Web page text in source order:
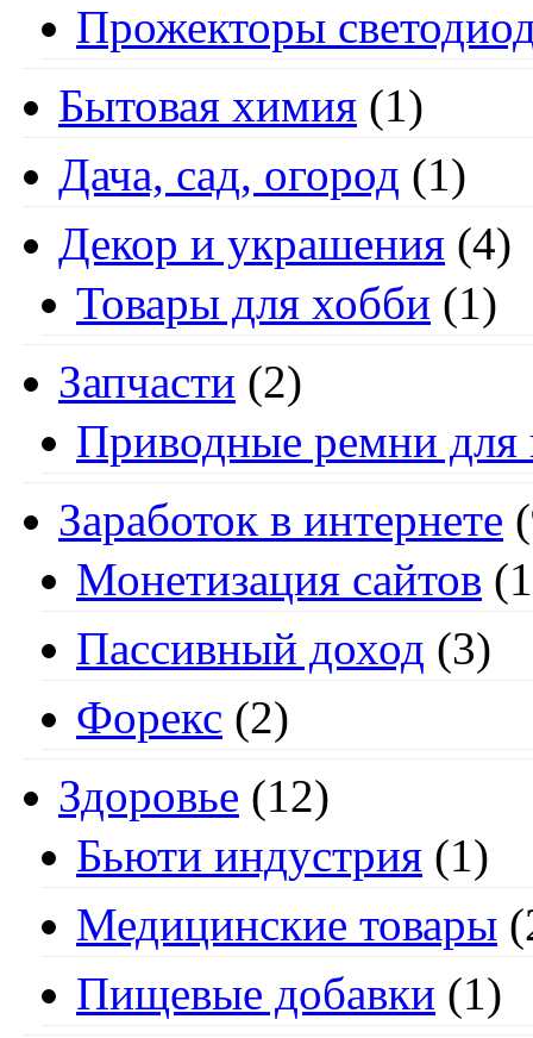
Прожекторы
Бытовая химия (1)
Дача, сад, огород (1)
Декор и украшения (4)
Товары для хобби (1)
Запчасти (2)
Приводные ремни для
Заработок в интернете
Монетизация сайтов
Пассивный доход (3)
Форекс (2)
Здоровье (12)
Бьюти индустрия (1)
Медицинские товары
Пищевые добавки (1)